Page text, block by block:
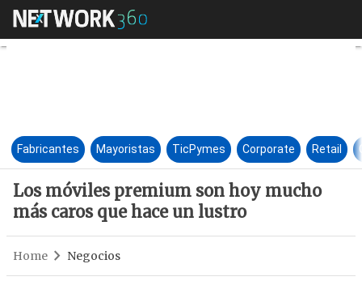
Los móviles premium son
Fabricantes Mayoristas TicPymes Corporate Retail
Los móviles premium son hoy mucho
más caros que hace un lustro
Home Negocios